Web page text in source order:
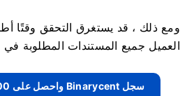
ومع ذلك ، قد يستغرق التحقق وقتًا
العميل جميع المستندات المطلوبة
سجل Binarycent واحصل على 10000 دولار مجانًا